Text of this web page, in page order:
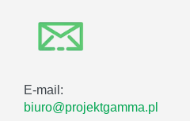
E-mail:
biuro@projektgamma.pl